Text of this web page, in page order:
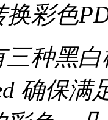
换彩色
三种黑白
确保满